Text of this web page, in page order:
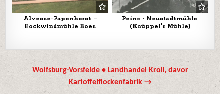
Alvesse-Papenhorst –
Bockwindmühle Boes
Peine • Neustadtmühle
(Knüppel’s Mühle)
Beitrags-
Navigation
Wolfsburg-Vorsfelde • Landhandel Kroll, davor
Kartoffelflockenfabrik →